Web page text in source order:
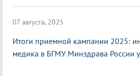
07 августа, 2025
Итоги приемной кампании 2025:
медика в БГМУ Минздрава России